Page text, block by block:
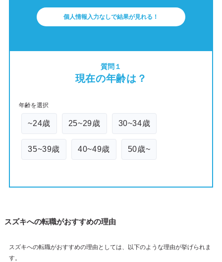
個人情報入力なしで結果が見れる！
質問１
現在の年齢は？
年齢を選択
~24歳 25~29歳 30~34歳
35~39歳 40~49歳 50歳~
スズキへの転職がおすすめの理由
スズキへの転職がおすすめの理由としては、以下のような理由が挙げられま
す。